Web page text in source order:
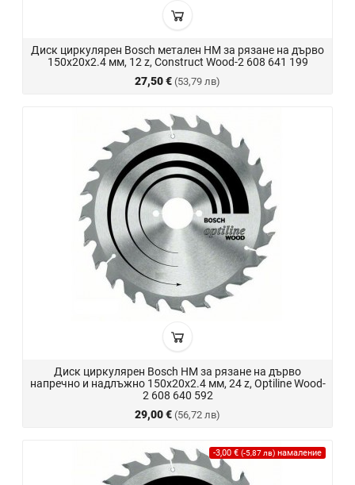
Диск циркулярен Bosch метален HM за рязане на дърво
150x20x2.4 мм, 12 z, Construct Wood-2 608 641 199
27,50 € (53,79 лв)
Диск циркулярен Bosch HM за рязане на дърво
напречно и надлъжно 150x20x2.4 мм, 24 z, Optiline Wood-
2 608 640 592
29,00 € (56,72 лв)
-3,00 € (-5,87 лв) намаление